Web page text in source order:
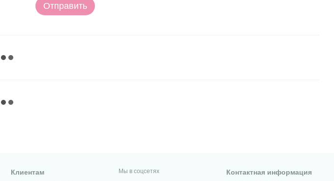
Отправить
Клиентам Мы в соцсетях Контактная информация